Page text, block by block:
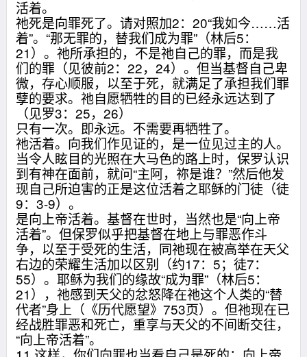
活着。
祂死是向罪死了。请对照加2：20“我如今……活
着”。“那无罪的，替我们成为罪”（林后5：
21）。祂所承担的，不是祂自己的罪，而是我
们的罪（见彼前2：22，24）。但当基督自己卑
微，存心顺服，以至于死，就满足了承担我们罪
孽的要求。祂自愿牺牲的目的已经永远达到了
（见罗3：25，26）
只有一次。即永远。不需要再牺牲了。
祂活着。向我们作见证的，是一位见过主的人。
当令人眩目的光照在大马色的路上时，保罗认识
到有神在面前，就问“主阿，祢是谁？”然后他发
现自己所迫害的正是这位活着之耶稣的门徒（徒
9：3-9）。
是向上帝活着。基督在世时，当然也是“向上帝
活着”。但保罗似乎把基督在地上与罪恶作斗
争，以至于受死的生活，同祂现在被高举在天父
右边的荣耀生活加以区别（约17：5；徒7：
55）。耶稣为我们的缘故“成为罪”（林后5：
21），祂感到天父的忿怒降在祂这个人类的“替
代者”身上（《历代愿望》753页）。但祂现在已
经战胜罪恶和死亡，重享与天父的不间断交往，
“向上帝活着”。